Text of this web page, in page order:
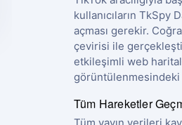
kullanıcıların TkSpy
açması gerekir.
çevirisi ile
etkileşimli web
görüntülenmesindeki
Tüm Hareketler